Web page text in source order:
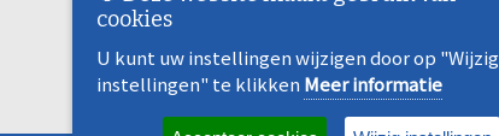
BTW nummer: NL863259674B01
84560754
cookies
U kunt uw instellingen wijzigen door op "Wijzig
instellingen" te klikken Meer informatie